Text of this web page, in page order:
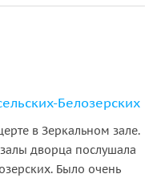
Белозерских
в Зеркальном зале.
дворца послушала
Было очень